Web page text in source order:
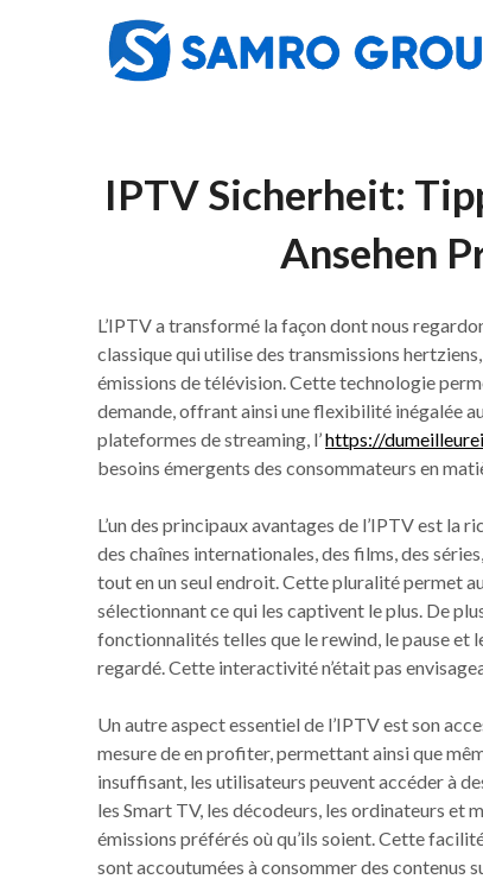
IPTV Sicherheit:
Ansehen
L’IPTV a transformé la façon dont nous
classique qui utilise des transmissions
émissions de télévision. Cette technologie
demande, offrant ainsi une flexibilité inégalée
plateformes de streaming, l’https://
besoins émergents des consommateurs en
L’un des principaux avantages de l’IPTV est la
des chaînes internationales, des films, des
tout en un seul endroit. Cette pluralité permet
sélectionnant ce qui les captivent le plus. De
fonctionnalités telles que le rewind, le pause
regardé. Cette interactivité n’était pas
Un autre aspect essentiel de l’IPTV est son
mesure de en profiter, permettant ainsi que
insuffisant, les utilisateurs peuvent accéder à
les Smart TV, les décodeurs, les ordinateurs et
émissions préférés où qu’ils soient. Cette
sont accoutumées à consommer des contenus